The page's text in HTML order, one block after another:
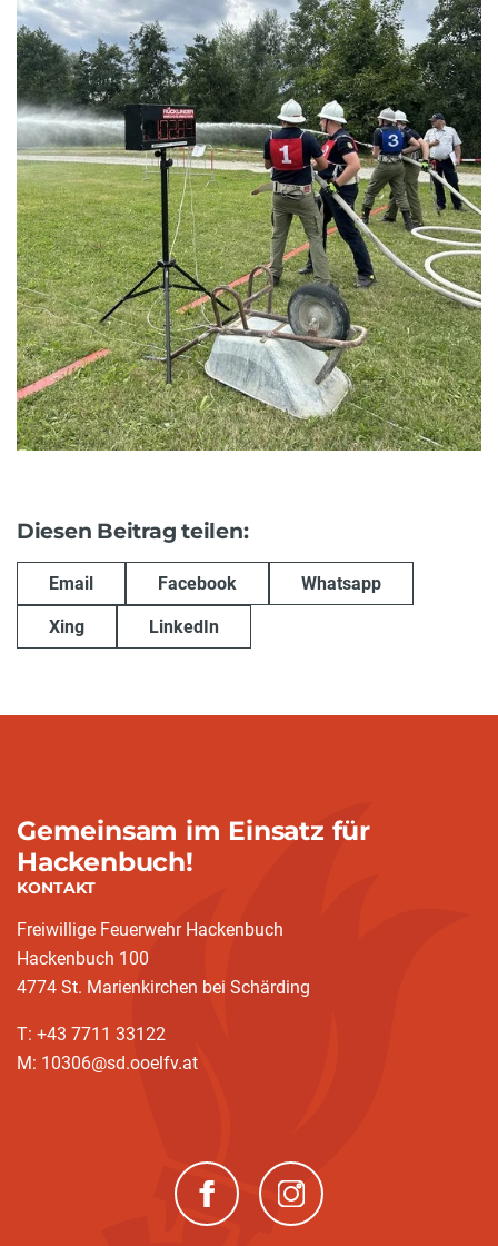
Diesen Beitrag teilen:
Email Facebook Whatsapp
Xing LinkedIn
Gemeinsam im Einsatz für
Hackenbuch!
KONTAKT
Freiwillige Feuerwehr Hackenbuch
Hackenbuch 100
4774 St. Marienkirchen bei Schärding
T: +43 7711 33122
M: 10306@sd.ooelfv.at
(neues Fenster)(neues Fenster)